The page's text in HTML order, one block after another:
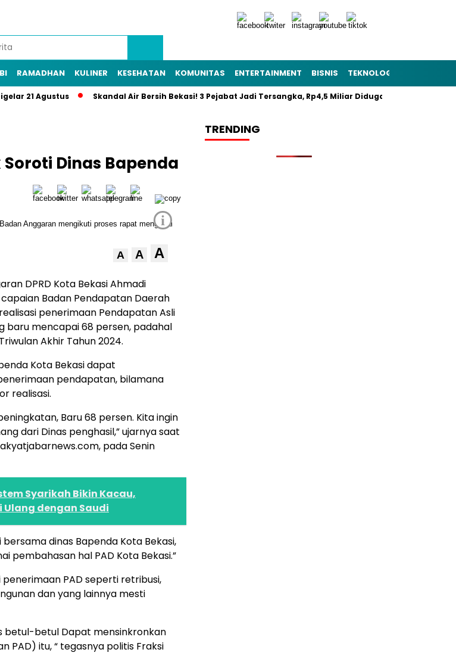
RAMADHAN KULINER KESEHATAN KOMUNITAS ENTERTAINMENT BISNIS TEKNOLOGI
21 Agustus Skandal Air Bersih Bekasi! 3 Pejabat Jadi Tersangka, Rp4,5 Miliar Diduga Raib
Soroti Dinas Bapenda
i
A A A
DPRD Kota Bekasi Ahmadi
Badan Pendapatan Daerah
penerimaan Pendapatan Asli
baru mencapai 68 persen, padahal
Akhir Tahun 2024.
Kota Bekasi dapat
pendapatan, bilamana
realisasi.
Baru 68 persen. Kita ingin
dari Dinas penghasil,” ujarnya saat
pada Senin
Syarikah Bikin Kacau,
Ulang dengan Saudi
dinas Bapenda Kota Bekasi,
pembahasan hal PAD Kota Bekasi.”
PAD seperti retribusi,
dan yang lainnya mesti
betul-betul Dapat mensinkronkan
PAD) itu, “ tegasnya politis Fraksi
TRENDING